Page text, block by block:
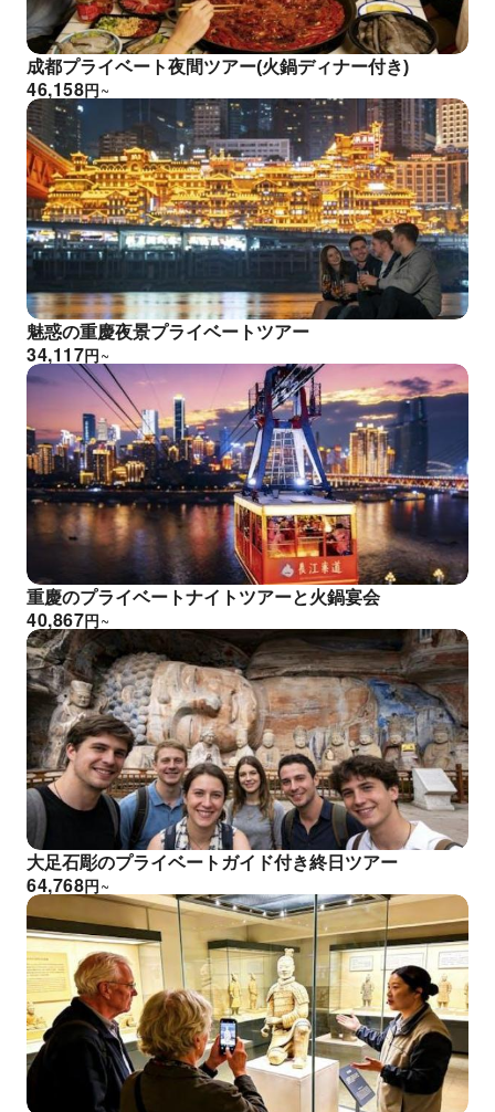
成都プライベート夜間ツアー(火鍋ディナー付き)
円
46,158 ~
魅惑の重慶夜景プライベートツアー
円
34,117 ~
重慶のプライベートナイトツアーと火鍋宴会
円
40,867 ~
大足石彫のプライベートガイド付き終日ツアー
円
64,768 ~